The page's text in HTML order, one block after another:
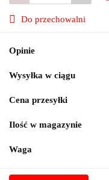
Do przechowalni
Opinie
Wysyłka w ciągu
Cena przesyłki
Ilość w magazynie
Waga